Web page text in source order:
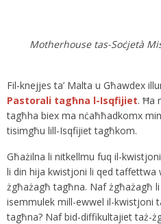
Motherhouse tas-Soċjetà
Fil-knejjes ta’ Malta u Għawdex
Pastorali tagħna l-Isqfijiet. Ħa
tagħha biex ma nċaħħadkomx
tisimgħu lill-Isqfijiet tagħkom.
Għażilna li nitkellmu fuq il-
li din hija kwistjoni li qed taffettwa
żgħażagħ tagħna. Naf żgħażagħ
isemmulek mill-ewwel il-kwistjoni
tagħna? Naf bid-diffikultajiet taż-